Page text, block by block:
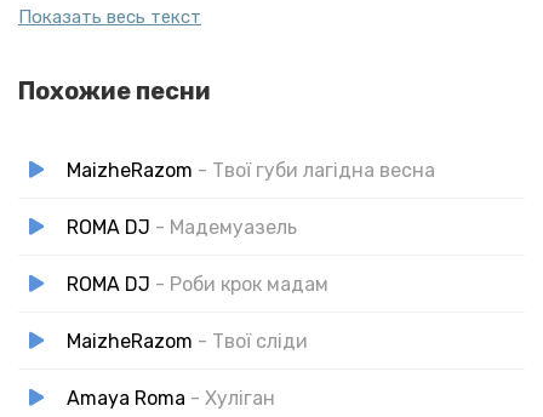
Уж писать, а мы с миг темных писатых
А твои губы
Заради тебе я
Показать весь текст
Похожие песни
MaizheRazom - Твої губи лагідна весна
ROMA DJ - Мадемуазель
ROMA DJ - Роби крок мадам
MaizheRazom - Твої сліди
Amaya Roma - Хуліган